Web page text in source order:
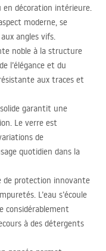
en décoration intérieure.
moderne, se
angles vifs.
noble à la structure
l’élégance et du
aux traces et
garantit une
Le verre est
de
quotidien dans la
de protection innovante
L’eau s’écoule
considérablement
à des détergents